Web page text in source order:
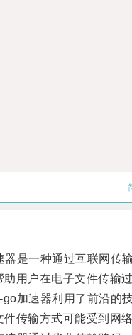
一种通过互联网传输
户在电子文件传输过
速器利用了前沿的技
输方式可能受到网络